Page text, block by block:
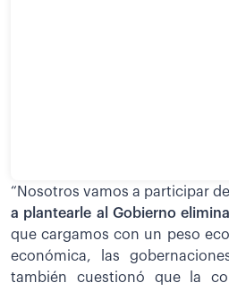
“Nosotros vamos a participar
a plantearle al Gobierno
que cargamos con un peso
económica, las
también cuestionó que la